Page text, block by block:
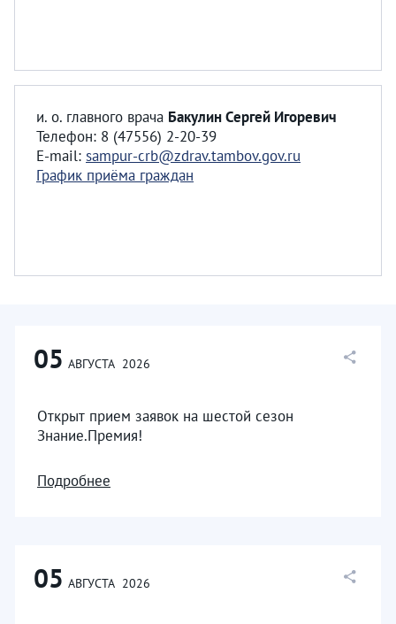
и. о. главного врача Бакулин Сергей Игоревич
Телефон: 8 (47556) 2-20-39
E-mail: sampur-crb@zdrav.tambov.gov.ru
График приёма граждан
05 АВГУСТА 2026
Открыт прием заявок на шестой сезон
Знание.Премия!
Подробнее
05 АВГУСТА 2026